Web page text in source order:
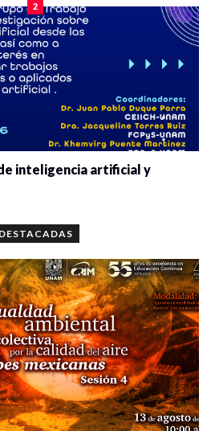
2
inteligencia artificial y
DESTACADAS